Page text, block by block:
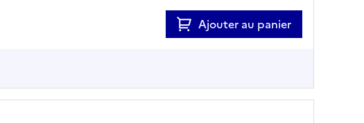
Ajouter au panier